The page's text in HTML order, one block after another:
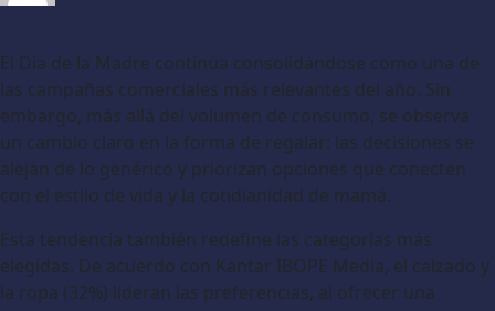
El Día de la Madre continúa consolidándose como una de
las campañas comerciales más relevantes del año. Sin
embargo, más allá del volumen de consumo, se observa
un cambio claro en la forma de regalar: las decisiones se
alejan de lo genérico y priorizan opciones que conecten
con el estilo de vida y la cotidianidad de mamá.
Esta tendencia también redefine las categorías más
elegidas. De acuerdo con Kantar IBOPE Media, el calzado y
la ropa (32%) lideran las preferencias, al ofrecer una